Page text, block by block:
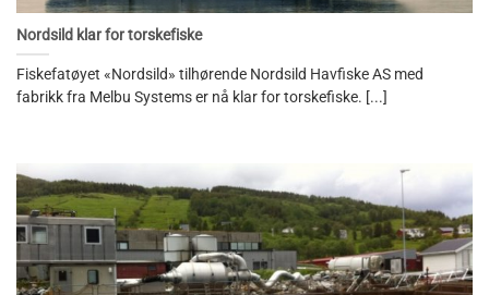
Nordsild klar for torskefiske
Fiskefatøyet «Nordsild» tilhørende Nordsild Havfiske AS med
fabrikk fra Melbu Systems er nå klar for torskefiske. [...]